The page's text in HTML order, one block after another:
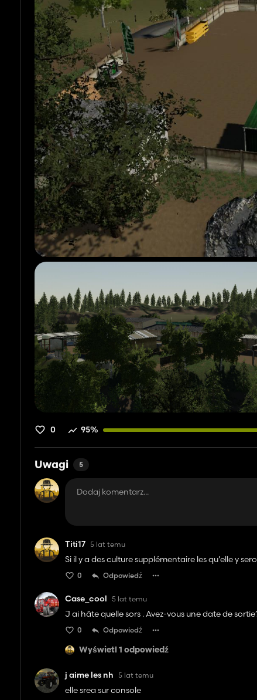
0 95%
Uwagi 5
Titi17 5 lat temu
Si il y a des culture supplémentaire les qu’elle y
0 Odpowiedź
Case_cool 5 lat temu
J ai hâte quelle sors . Avez-vous une date de
0 Odpowiedź
Wyświetl 1 odpowiedź
j aime les nh 5 lat temu
elle srea sur console